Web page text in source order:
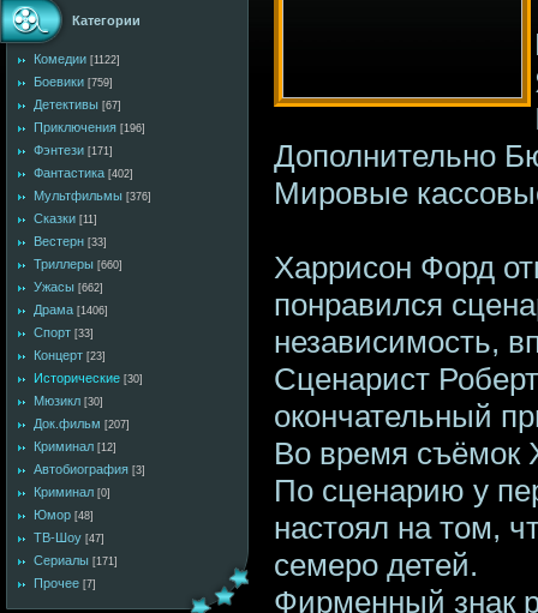
Категории
Комедии [1122]
Боевики [759]
Детективы [67]
Приключения [196]
Фэнтези [171]
Фантастика [402]
Мультфильмы [376]
Сказки [11]
Вестерн [33]
Триллеры [660]
Ужасы [662]
Драма [1406]
Спорт [33]
Концерт [23]
Исторические [30]
Мюзикл [30]
Док.фильм [207]
Криминал [12]
Автобиография [3]
Криминал [0]
Юмор [48]
ТВ-Шоу [47]
Сериалы [171]
Прочее [7]
Дополнительно
Мировые
Харрисон Форд
понравился
независимость,
Сценарист
окончательный
Во время съёмок
По сценарию у
настоял на том,
семеро детей.
Фирменный знак